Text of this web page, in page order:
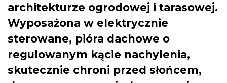
architekturze ogrodowej i tarasowej.
Wyposażona w elektrycznie
sterowane, pióra dachowe o
regulowanym kącie nachylenia,
skutecznie chroni przed słońcem,